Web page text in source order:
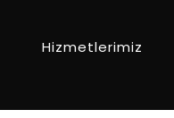
Hizmetlerimiz